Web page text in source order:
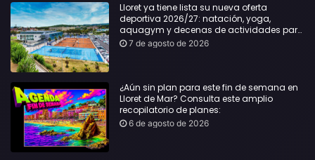
Lloret ya tiene lista su nueva oferta
deportiva 2026/27: natación, yoga,
aquagym y decenas de actividades para
todas las edades
7 de agosto de 2026
¿Aún sin plan para este fin de semana en
Lloret de Mar? Consulta este amplio
recopilatorio de planes:
6 de agosto de 2026